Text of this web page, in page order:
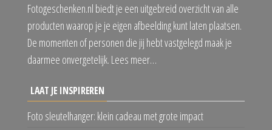
Fotogeschenken.nl biedt je een uitgebreid overzicht van alle
producten waarop je je eigen afbeelding kunt laten plaatsen.
De momenten of personen die jij hebt vastgelegd maak je
daarmee onvergetelijk. Lees meer…
LAAT JE INSPIREREN
Foto sleutelhanger: klein cadeau met grote impact